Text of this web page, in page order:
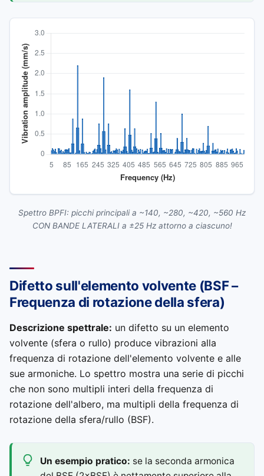
Spettro BPFI: picchi principali a ~140, ~280, ~420, ~560 Hz
CON BANDE LATERALI a ±25 Hz attorno a ciascuno!
Difetto sull'elemento volvente (BSF –
Frequenza di rotazione della sfera)
Descrizione spettrale: un difetto su un elemento
volvente (sfera o rullo) produce vibrazioni alla
frequenza di rotazione dell'elemento volvente e alle
sue armoniche. Lo spettro mostra una serie di picchi
che non sono multipli interi della frequenza di
rotazione dell'albero, ma multipli della frequenza di
rotazione della sfera/rullo (BSF).
Un esempio pratico: se la seconda armonica